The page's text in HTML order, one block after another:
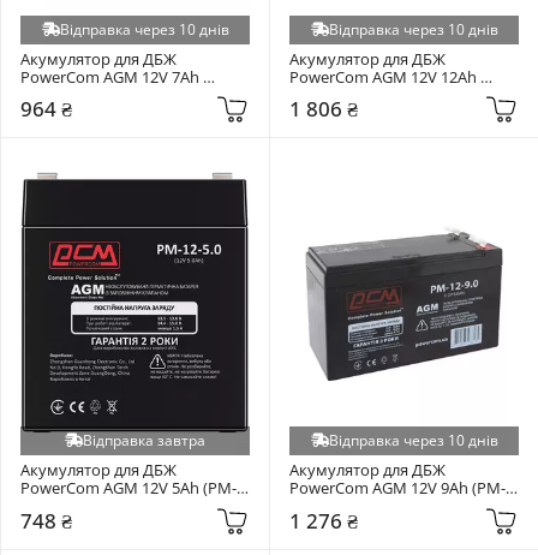
Відправка через 10 днів
Акумулятор для ДБЖ
PowerCom AGM 12V 7Ah
964 ₴
Відправка через 10 днів
Акумулятор для ДБЖ
PowerCom AGM 12V 12Ah
1 806 ₴
Відправка завтра
Акумулятор для ДБЖ
PowerCom AGM 12V 5Ah (PM-
748 ₴
Відправка через 10 днів
Акумулятор для ДБЖ
PowerCom AGM 12V 9Ah (PM-
1 276 ₴